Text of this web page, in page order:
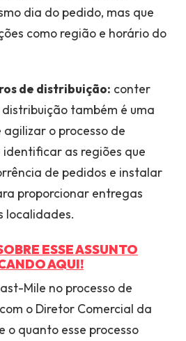
dia do pedido, mas que
como região e horário do
de distribuição: conter
também é uma
o processo de
as regiões que
de pedidos e instalar
proporcionar entregas
localidades.
ESSE ASSUNTO
AQUI!
Mile no processo de
o Diretor Comercial da
o quanto esse processo